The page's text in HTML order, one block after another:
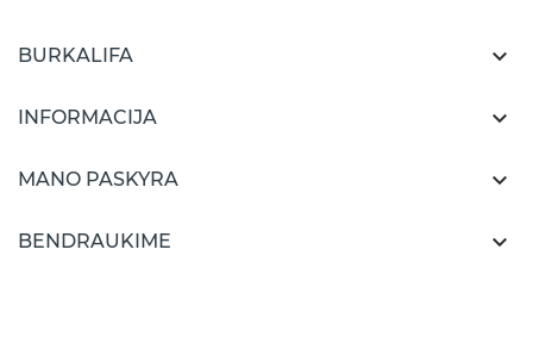
BURKALIFA 
INFORMACIJA 
MANO PASKYRA 
BENDRAUKIME 